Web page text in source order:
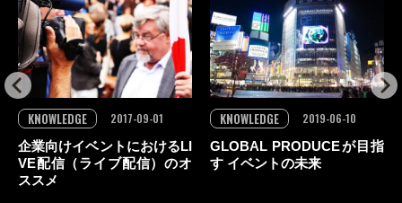
企業向けイベントにおけるLI
VE配信（ライブ配信）のオ
ススメ
KNOWLEDGE
2017-09-01
GLOBAL PRODUCEが目指
す イベントの未来
KNOWLEDGE 2019-06-10